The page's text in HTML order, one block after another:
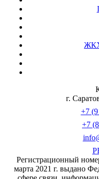
ЖКХ
г.
+7
+7
Регистрационный
марта 2021 г. выдано